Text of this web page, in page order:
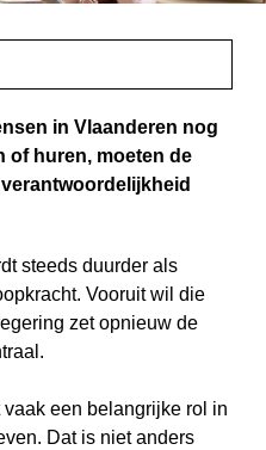
in Vlaanderen nog
of huren, moeten de
steeds duurder als
Vooruit wil die
zet opnieuw de
een belangrijke rol in
Dat is niet anders